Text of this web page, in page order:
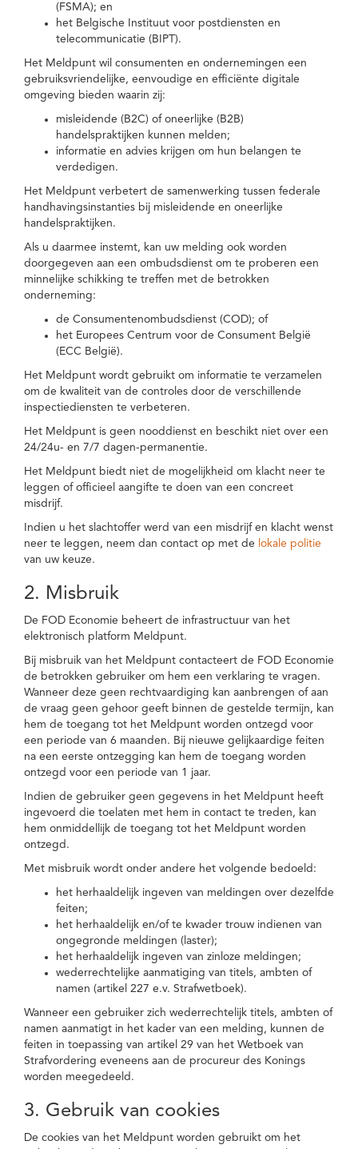
(FSMA); en
het Belgische Instituut voor postdiensten en
telecommunicatie (BIPT).
Het Meldpunt wil consumenten en ondernemingen een
gebruiksvriendelijke, eenvoudige en efficiënte digitale
omgeving bieden waarin zij:
misleidende (B2C) of oneerlijke (B2B)
handelspraktijken kunnen melden;
informatie en advies krijgen om hun belangen te
verdedigen.
Het Meldpunt verbetert de samenwerking tussen federale
handhavingsinstanties bij misleidende en oneerlijke
handelspraktijken.
Als u daarmee instemt, kan uw melding ook worden
doorgegeven aan een ombudsdienst om te proberen een
minnelijke schikking te treffen met de betrokken
onderneming:
de Consumentenombudsdienst (COD); of
het Europees Centrum voor de Consument België
(ECC België).
Het Meldpunt wordt gebruikt om informatie te verzamelen
om de kwaliteit van de controles door de verschillende
inspectiediensten te verbeteren.
Het Meldpunt is geen nooddienst en beschikt niet over een
24/24u- en 7/7 dagen-permanentie.
Het Meldpunt biedt niet de mogelijkheid om klacht neer te
leggen of officieel aangifte te doen van een concreet
misdrijf.
Indien u het slachtoffer werd van een misdrijf en klacht wenst
neer te leggen, neem dan contact op met de lokale politie
van uw keuze.
2. Misbruik
De FOD Economie beheert de infrastructuur van het
elektronisch platform Meldpunt.
Bij misbruik van het Meldpunt contacteert de FOD Economie
de betrokken gebruiker om hem een verklaring te vragen.
Wanneer deze geen rechtvaardiging kan aanbrengen of aan
de vraag geen gehoor geeft binnen de gestelde termijn, kan
hem de toegang tot het Meldpunt worden ontzegd voor
een periode van 6 maanden. Bij nieuwe gelijkaardige feiten
na een eerste ontzegging kan hem de toegang worden
ontzegd voor een periode van 1 jaar.
Indien de gebruiker geen gegevens in het Meldpunt heeft
ingevoerd die toelaten met hem in contact te treden, kan
hem onmiddellijk de toegang tot het Meldpunt worden
ontzegd.
Met misbruik wordt onder andere het volgende bedoeld:
het herhaaldelijk ingeven van meldingen over dezelfde
feiten;
het herhaaldelijk en/of te kwader trouw indienen van
ongegronde meldingen (laster);
het herhaaldelijk ingeven van zinloze meldingen;
wederrechtelijke aanmatiging van titels, ambten of
namen (artikel 227 e.v. Strafwetboek).
Wanneer een gebruiker zich wederrechtelijk titels, ambten of
namen aanmatigt in het kader van een melding, kunnen de
feiten in toepassing van artikel 29 van het Wetboek van
Strafvordering eveneens aan de procureur des Konings
worden meegedeeld.
3. Gebruik van cookies
De cookies van het Meldpunt worden gebruikt om het